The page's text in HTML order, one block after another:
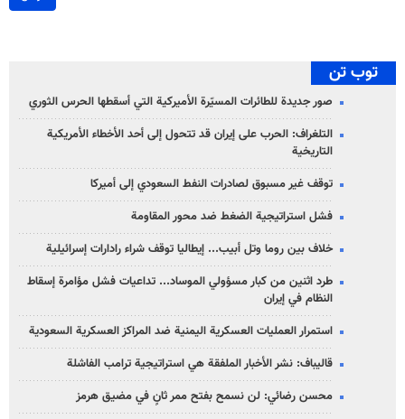
توب تن
صور جديدة للطائرات المسيّرة الأميركية التي أسقطها الحرس الثوري
التلغراف: الحرب على إيران قد تتحول إلى أحد الأخطاء الأمريكية
التاريخية
توقف غير مسبوق لصادرات النفط السعودي إلى أميركا
فشل استراتيجية الضغط ضد محور المقاومة
خلاف بين روما وتل أبيب... إيطاليا توقف شراء رادارات إسرائيلية
طرد اثنين من كبار مسؤولي الموساد... تداعيات فشل مؤامرة إسقاط
النظام في إيران
استمرار العمليات العسكرية اليمنية ضد المراكز العسكرية السعودية
قاليباف: نشر الأخبار الملفقة هي استراتيجية ترامب الفاشلة
محسن رضائي: لن نسمح بفتح ممر ثانٍ في مضيق هرمز